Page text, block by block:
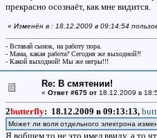
прекрасно осознаёт, как мне видится.
« Изменён в : 18.12.2009 в 09:14:54
- Вставай сынок, на работу пора.
- Мама, какая работа? Сегодня же выходной?!
- Какой выходной! Мы же негры!!!
Re: В смятении!
« Ответ #675 от18.12.2009 в
2butterfly: 18.12.2009 в 09:13:13,
Может ли воля отдельного электрона
Я вобщем то не это имел ввиду, а то